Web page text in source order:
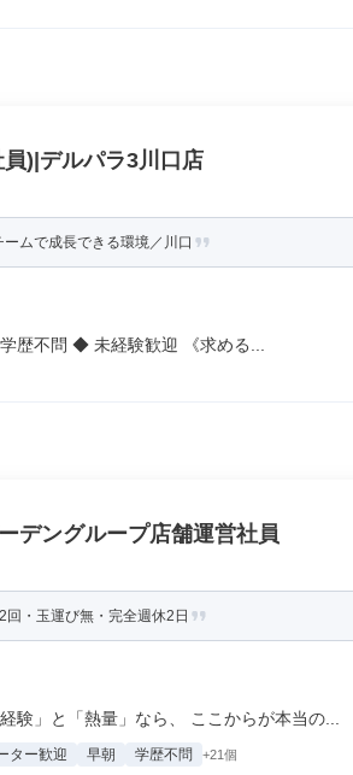
)|デルパラ3川口店
ムで成長できる環境／川口
歴不問 ◆ 未経験歓迎 《求める...
デングループ店舗運営社員
・玉運び無・完全週休2日
験」と「熱量」なら、 ここからが本当の...
ター歓迎 早朝 学歴不問 +21個